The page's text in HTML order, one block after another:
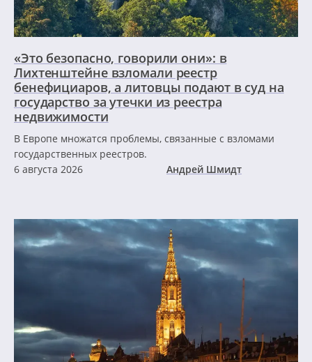
«Это безопасно, говорили они»: в
Лихтенштейне взломали реестр
бенефициаров, а литовцы подают в суд на
государство за утечки из реестра
недвижимости
В Европе множатся проблемы, связанные с взломами
государственных реестров.
6 августа 2026
Андрей Шмидт